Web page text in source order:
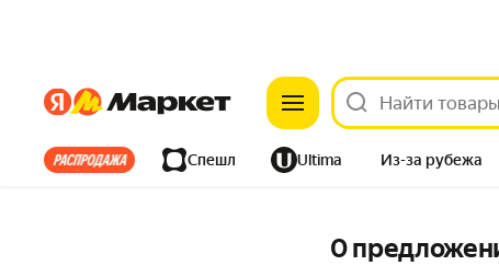
ЯндексЯндекс
Все хиты Спешл Ultima Из-за рубежа
0